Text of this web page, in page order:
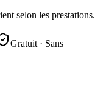
selon les prestations.
Gratuit · Sans